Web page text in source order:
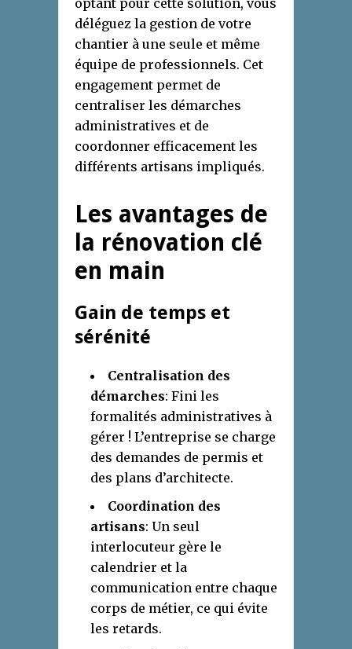
déléguez la gestion de votre
chantier à une seule et même
équipe de professionnels. Cet
engagement permet de
centraliser les démarches
administratives et de
coordonner efficacement les
différents artisans impliqués.
Les avantages de
la rénovation clé
en main
Gain de temps et
sérénité
Centralisation des
démarches: Fini les
formalités administratives à
gérer ! L’entreprise se charge
des demandes de permis et
des plans d’architecte.
Coordination des
artisans: Un seul
interlocuteur gère le
calendrier et la
communication entre chaque
corps de métier, ce qui évite
les retards.